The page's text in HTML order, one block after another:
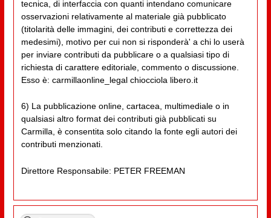
tecnica, di interfaccia con quanti intendano comunicare
osservazioni relativamente al materiale già pubblicato
(titolarità delle immagini, dei contributi e correttezza dei
medesimi), motivo per cui non si risponderà' a chi lo userà
per inviare contributi da pubblicare o a qualsiasi tipo di
richiesta di carattere editoriale, commento o discussione.
Esso è: carmillaonline_legal chiocciola libero.it
6) La pubblicazione online, cartacea, multimediale o in
qualsiasi altro format dei contributi già pubblicati su
Carmilla, è consentita solo citando la fonte egli autori dei
contributi menzionati.
Direttore Responsabile: PETER FREEMAN